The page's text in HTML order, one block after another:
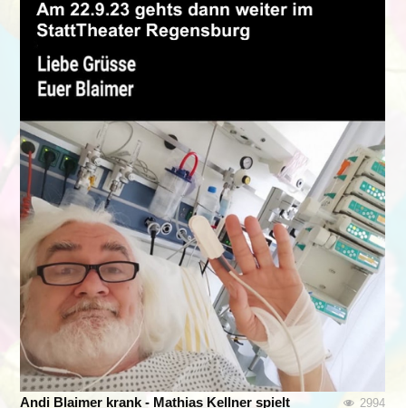
2994
Andi Blaimer krank - Mathias Kellner spielt